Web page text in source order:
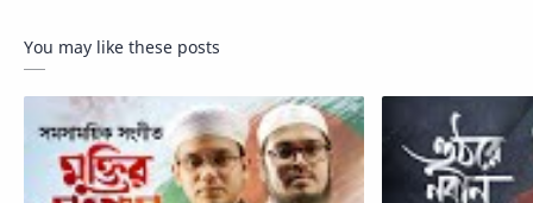
You may like these posts